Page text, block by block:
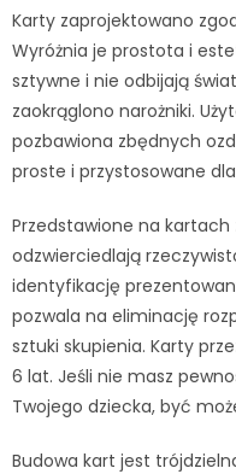
Karty zaprojektowano
Wyróżnia je prostota i
sztywne i nie odbijają
zaokrąglono narożniki.
pozbawiona zbędnych
proste i przystosowane
Przedstawione na
odzwierciedlają
identyfikację
pozwala na eliminację
sztuki skupienia. Karty
6 lat. Jeśli nie masz
Twojego dziecka, być
Budowa kart jest